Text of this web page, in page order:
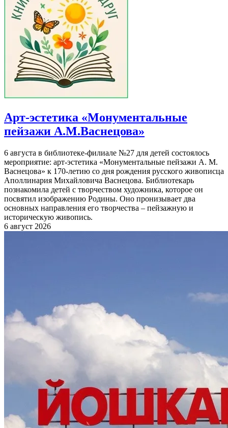
Арт-эстетика «Монументальные
пейзажи А.М.Васнецова»
6 августа в библиотеке-филиале №27 для детей состоялось
мероприятие: арт-эстетика «Монументальные пейзажи А. М.
Васнецова» к 170-летию со дня рождения русского живописца
Аполлинария Михайловича Васнецова. Библиотекарь
познакомила детей с творчеством художника, которое он
посвятил изображению Родины. Оно пронизывает два
основных направления его творчества – пейзажную и
историческую живопись.
6 август 2026